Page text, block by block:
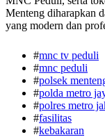
Menteng diharapkan
yang modern dan
#mnc tv peduli
#mnc peduli
#polsek
#polda metro
#polres metro
#fasilitas
#kebakaran